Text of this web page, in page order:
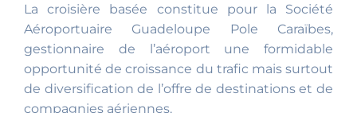
La croisière basée constitue pour la Société
Aéroportuaire Guadeloupe Pole Caraïbes,
gestionnaire de l’aéroport une formidable
opportunité de croissance du trafic mais surtout
de diversification de l’offre de destinations et de
compagnies aériennes.